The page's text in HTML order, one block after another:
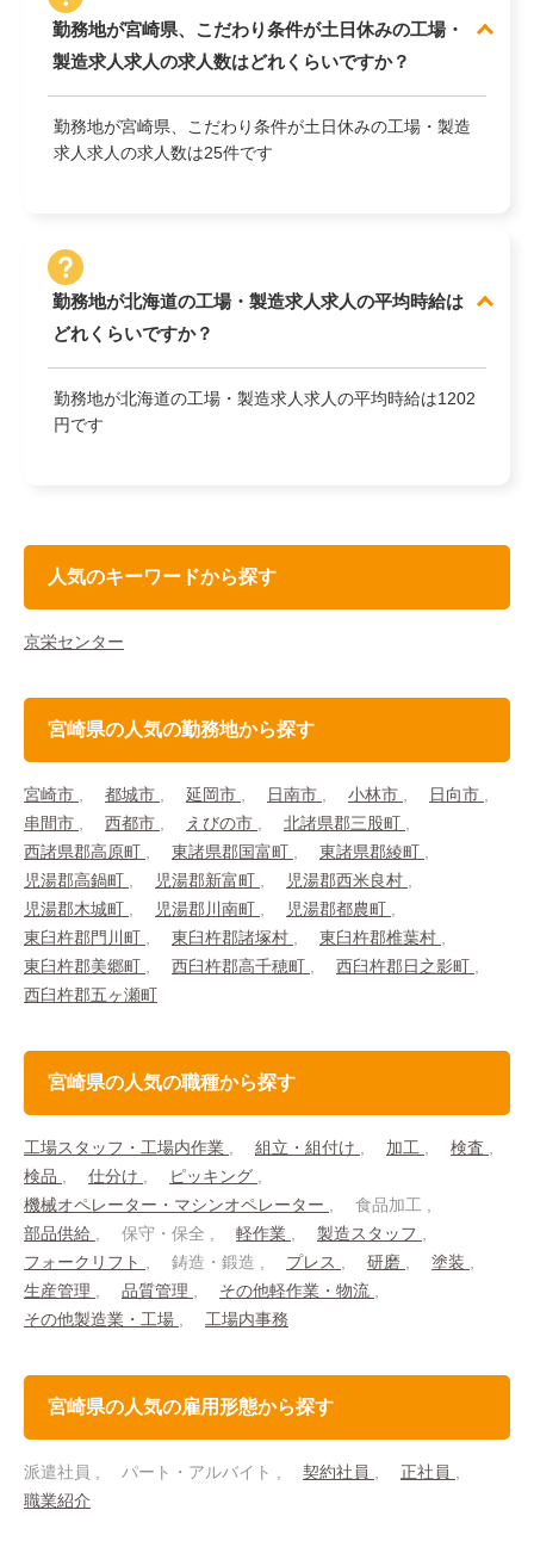
勤務地が宮崎県、こだわり条件が土日休みの工場・
製造求人求人の求人数はどれくらいですか？
勤務地が宮崎県、こだわり条件が土日休みの工場・製造
求人求人の求人数は25件です
勤務地が北海道の工場・製造求人求人の平均時給は
どれくらいですか？
勤務地が北海道の工場・製造求人求人の平均時給は1202
円です
人気のキーワードから探す
京栄センター
宮崎県の人気の勤務地から探す
宮崎市 都城市 延岡市 日南市 小林市
日向市
串間市
西都市 えびの市
北諸県郡三股町
西諸県郡高原町
東諸県郡国富町
東諸県郡綾町
児湯郡高鍋町
児湯郡新富町
児湯郡西米良村
児湯郡木城町
児湯郡川南町
児湯郡都農町
東臼杵郡門川町
東臼杵郡諸塚村
東臼杵郡椎葉村
東臼杵郡美郷町
西臼杵郡高千穂町
西臼杵郡日之影町
西臼杵郡五ヶ瀬町
宮崎県の人気の職種から探す
工場スタッフ・工場内作業 組立・組付け 加工
検査
検品
仕分け
ピッキング
機械オペレーター・マシンオペレーター
食品加工
部品供給
保守・保全 軽作業
製造スタッフ
フォークリフト
鋳造・鍛造 プレス 研磨
塗装
生産管理
品質管理
その他軽作業・物流
その他製造業・工場
工場内事務
宮崎県の人気の雇用形態から探す
派遣社員 パート・アルバイト 契約社員
正社員
職業紹介